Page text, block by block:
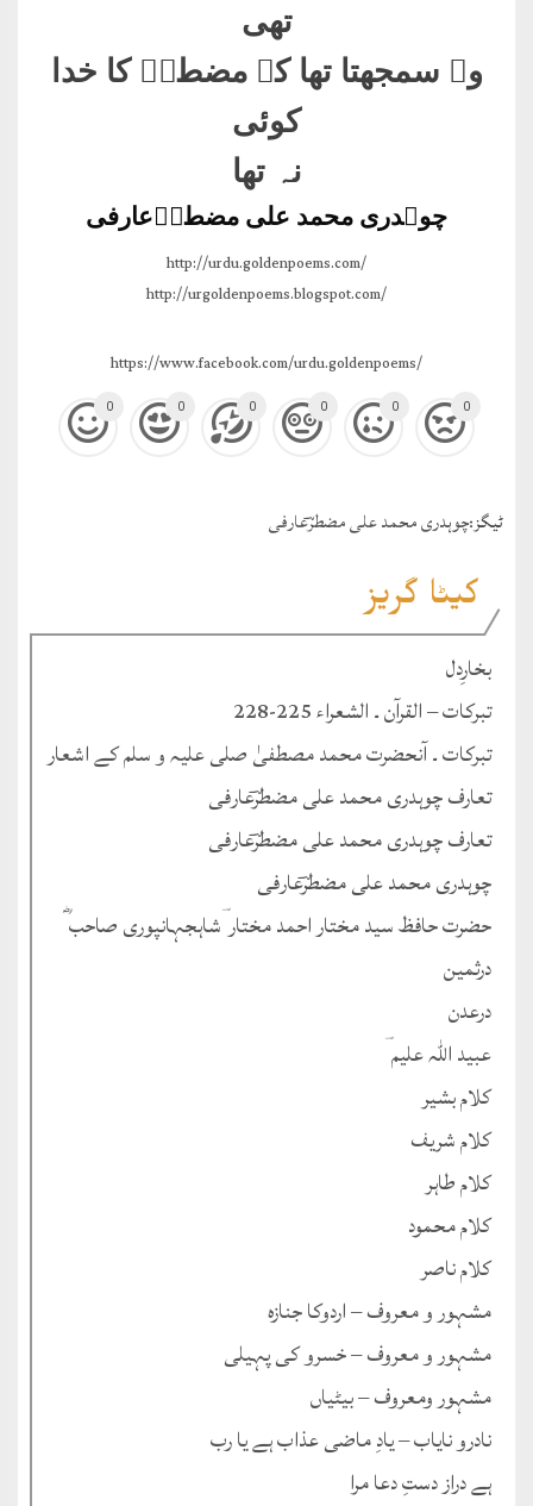
تھی
وہ سمجھتا تھا کہ مضطرؔ کا خدا
کوئی
نہ تھا
چوہدری محمد علی مضطرؔعارفی
http://urdu.goldenpoems.com/
http://urgoldenpoems.blogspot.com/
https://www.facebook.com/urdu.goldenpoems/
0 0 0 0 0 0
ٹيگز:چوہدری محمد علی مضطرؔعارفی
کیٹا گریز
بخارِدل
تبرکات – القرآن ۔ الشعراء 225-228
تبرکات ۔ آنحضرت محمد مصطفیٰ صلی علیہ و سلم کے اشعار
تعارف چوہدری محمد علی مضطرؔعارفی
تعارف چوہدری محمد علی مضطرؔعارفی
چوہدری محمد علی مضطرؔعارفی
حضرت حافظ سید مختار احمد مختار ؔشاہجہانپوری صاحب ؓ
درثمین
درعدن
عبید اللہ علیم ؔ
کلام بشیر
کلام شریف
کلام طاہر
کلام محمود
کلام ناصر
مشہور و معروف – اردوکا جنازہ
مشہور و معروف – خسرو کی پہیلی
مشہور ومعروف – بیٹیاں
نادرو نایاب – یادِ ماضی عذاب ہے یا رب
ہے دراز دستِ دعا مرا